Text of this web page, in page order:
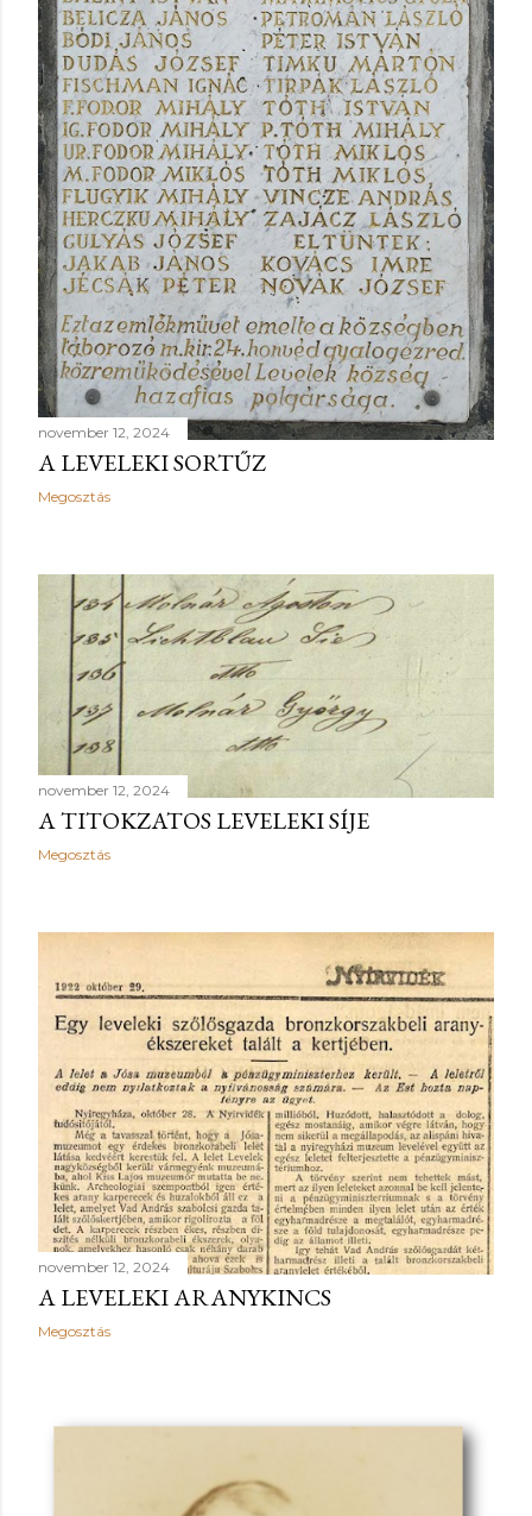
november 12, 2024
A LEVELEKI SORTŰZ
Megosztás
november 12, 2024
A TITOKZATOS LEVELEKI SÍJE
Megosztás
november 12, 2024
A LEVELEKI ARANYKINCS
Megosztás